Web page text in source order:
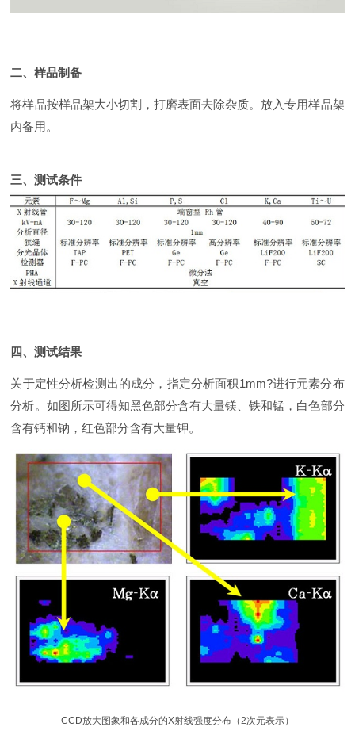
二、样品制备
将样品按样品架大小切割，打磨表面去除杂质。放入专用样品架
内备用。
三、测试条件
四、测试结果
关于定性分析检测出的成分，指定分析面积1mm?进行元素分布
分析。如图所示可得知黑色部分含有大量镁、铁和锰，白色部分
含有钙和钠，红色部分含有大量钾。
CCD放大图象和各成分的X射线强度分布（2次元表示）